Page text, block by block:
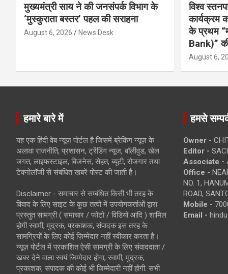
मुख्यमंत्री साय ने की जनसंपर्क विभाग के
‘मुस्कुराता बस्तर’ पहल की सराहना
August 6, 2026 News Desk
विश्व
कार्यक्रम
के प्रथम
Bank)”
August 6,
हमारे बारे में
यह एक हिंदी वेब न्यूज़ पोर्टल है जिसमें ब्रेकिंग न्यूज़ के
अलावा राजनीति, प्रशासन, ट्रेंडिंग न्यूज, बॉलीवुड, खेल
जगत, लाइफस्टाइल, बिजनेस, सेहत, ब्यूटी, रोजगार तथा
टेक्नोलॉजी से संबंधित खबरें पोस्ट की जाती है।
Disclaimer - समाचार से सम्बंधित किसी भी तरह के
विवाद के लिए साइट के कुछ तत्वों में उपयोगकर्ताओं द्वारा
प्रस्तुत सामग्री ( समाचार / फोटो / विडियो आदि ) शामिल
होगी स्वामी, मुद्रक, प्रकाशक, संपादक इस तरह के
सामग्रियों के लिए कोई ज़िम्मेदार नहीं स्वीकार करता है।
न्यूज़ पोर्टल में प्रकाशित ऐसी सामग्री के लिए संवाददाता /
खबर देने वाला स्वयं जिम्मेदार होगा, स्वामी, मुद्रक,
प्रकाशक, संपादक की कोई भी जिम्मेदारी नहीं होगी. सभी
हमसे
Owner -
Editor -
Associate -
Office -
NO. 1,
ROAD,
Mobile -
Email -